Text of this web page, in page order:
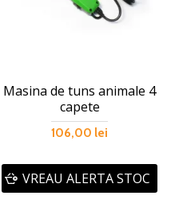
Masina de tuns animale 4
capete
106,00 lei
VREAU ALERTA STOC